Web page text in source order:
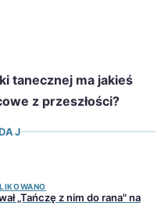
tanecznej ma jakieś
z przeszłości?
„Tańczę z nim do rana" na